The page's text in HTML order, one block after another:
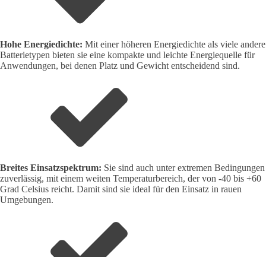
Hohe Energiedichte: Mit einer höheren Energiedichte als viele andere
Batterietypen bieten sie eine kompakte und leichte Energiequelle für
Anwendungen, bei denen Platz und Gewicht entscheidend sind.
Breites Einsatzspektrum: Sie sind auch unter extremen Bedingungen
zuverlässig, mit einem weiten Temperaturbereich, der von -40 bis +60
Grad Celsius reicht. Damit sind sie ideal für den Einsatz in rauen
Umgebungen.